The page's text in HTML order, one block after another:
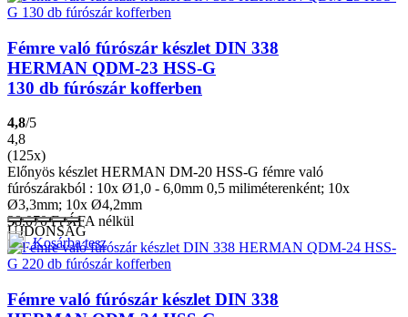
Fémre való fúrószár készlet DIN 338
HERMAN QDM-23 HSS-G
130 db fúrószár kofferben
4,8/5
4,8
(125x)
Előnyös készlet HERMAN DM-20 HSS-G fémre való
fúrószárakból : 10x Ø1,0 - 6,0mm 0,5 miliméterenként; 10x
Ø3,3mm; 10x Ø4,2mm
38.070FtÁFA nélkül
Kosárba tesz
ÚJDONSÁG
Fémre való fúrószár készlet DIN 338